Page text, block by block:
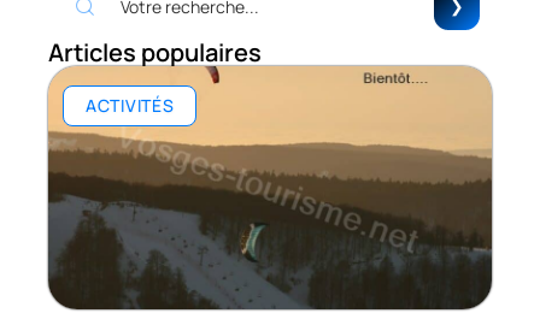
Articles populaires
ACTIVITÉS